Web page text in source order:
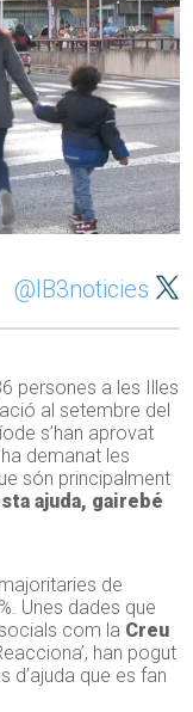
@IB3noticies
persones a les Illes
al setembre del
s’han aprovat
demanat les
són principalment
a ajuda, gairebé
de
Unes dades que
com la Creu
han pogut
d’ajuda que es fan